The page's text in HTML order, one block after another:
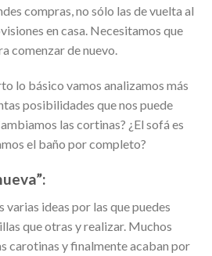
compras, no sólo las de vuelta al
en casa. Necesitamos que
comenzar de nuevo.
lo básico vamos analizamos más
posibilidades que nos puede
las cortinas? ¿El sofá es
el baño por completo?
ideas por las que puedes
que otras y realizar. Muchos
carotinas y finalmente acaban por